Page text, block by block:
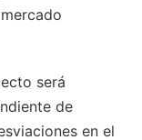
será
de
en el